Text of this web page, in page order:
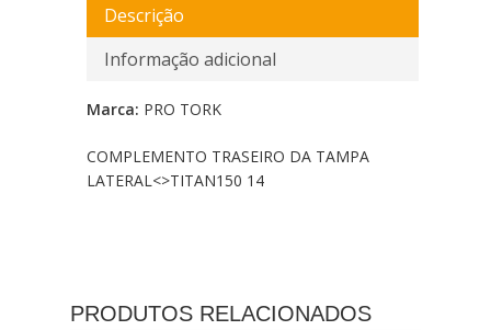
Descrição
Informação adicional
Marca: PRO TORK
COMPLEMENTO TRASEIRO DA TAMPA
LATERAL<>TITAN150 14
PRODUTOS RELACIONADOS